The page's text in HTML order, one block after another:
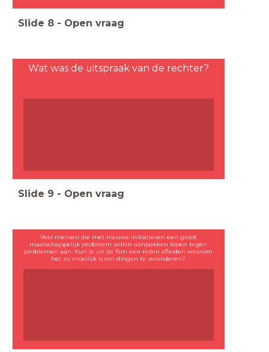
Slide 8 - Open vraag
Wat was de uitspraak van de rechter?
Slide 9 - Open vraag
Veel mensen die met nieuwe initiatieven een groot
maatschappelijk probleem willen aanpakken lopen tegen
problemen aan. Kun je uit de film een reden afleiden waarom
het zo moeilijk is om dingen te veranderen?